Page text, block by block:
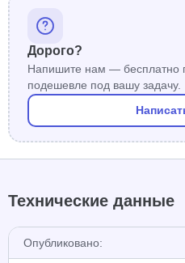
Дорого?
Напишите нам — бесплатно
подешевле под вашу задачу.
Технические данные
Опубликовано: